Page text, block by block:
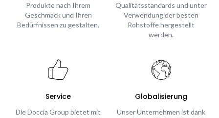
Produkte nach Ihrem
Geschmack und Ihren
Bedürfnissen zu gestalten.
Qualitätsstandards und unter
Verwendung der besten
Rohstoffe hergestellt
werden.
Service
Die Doccia Group bietet mit
Globalisierung
Unser Unternehmen ist dank